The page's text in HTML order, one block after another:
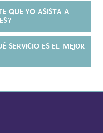
QUE YO ASISTA A
SERVICIO ES EL MEJOR